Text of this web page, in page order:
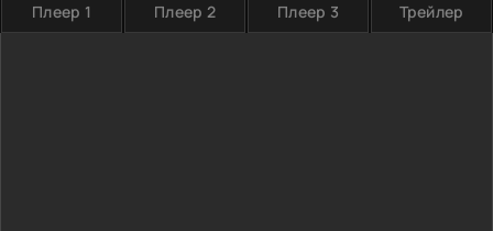
Плеер 1 Плеер 2 Плеер 3 Трейлер